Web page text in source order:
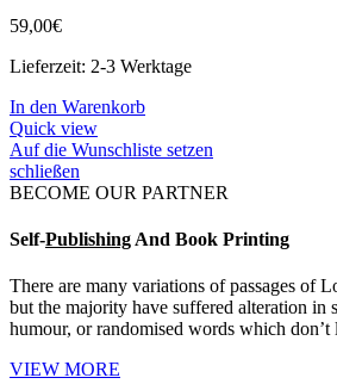
59,00€
Lieferzeit: 2-3 Werktage
In den Warenkorb
Quick view
Auf die Wunschliste setzen
schließen
BECOME OUR PARTNER
Self-Publishing And Book Printing
There are many variations of passages of
but the majority have suffered alteration in
humour, or randomised words which don’t
VIEW MORE